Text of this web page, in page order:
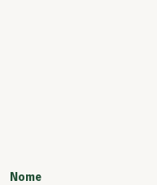
Nome